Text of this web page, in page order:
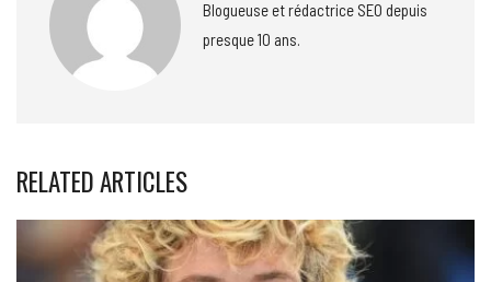
Blogueuse et rédactrice SEO depuis
presque 10 ans.
RELATED ARTICLES